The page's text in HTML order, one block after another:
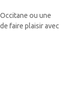
ou une
faire plaisir avec